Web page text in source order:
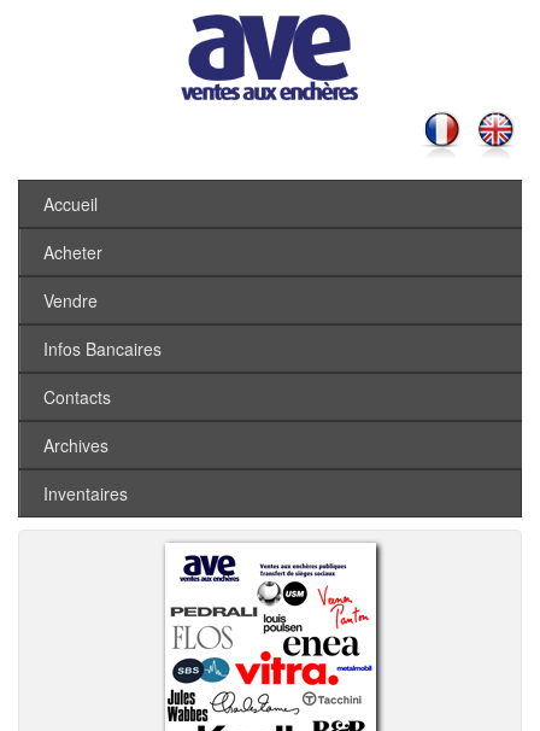
Accueil
Acheter
Vendre
Infos Bancaires
Contacts
Archives
Inventaires